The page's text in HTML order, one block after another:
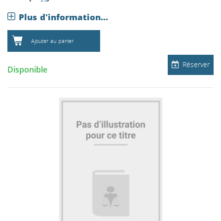
Plus d'information...
Ajouter au panier
Réserver
Disponible